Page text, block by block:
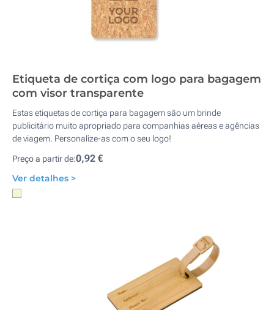
Etiqueta de cortiça com logo para bagagem
com visor transparente
Estas etiquetas de cortiça para bagagem são um brinde
publicitário muito apropriado para companhias aéreas e agências
de viagem. Personalize-as com o seu logo!
Preço a partir de:0,92 €
Ver detalhes >